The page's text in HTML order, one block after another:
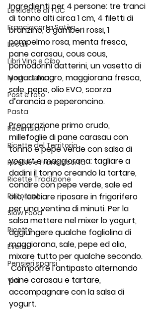
Le Ricette di TUC
Franciacorta Satèn
Locali
Libri Vino e Cibo
Mortadella
Post e foto
Pasta
Recensioni
Ricette del Territorio
Ricette e Franciacorta
Ricette Tradizione
Ristoranti
Slow Food
Ricette
Eventi
Pensieri sparsi
Vini
Ingredienti per 4 persone: tre tranci
di tonno alti circa 1 cm, 4 filetti di
branzino, 8 gamberi rossi, 1
pompelmo rosa, menta fresca,
pane carasau, cous cous,
pomodorini datterini, un vasetto di
yogurt magro, maggiorana fresca,
sale, pepe, olio EVO, scorza
d’arancia e peperoncino.
Preparazione primo crudo,
millefoglie di pane carasau con
tonno e pepe verde con salsa di
yogurt e maggiorana: tagliare a
dadini il tonno creando la tartare,
condire con pepe verde, sale ed
olio, lasciare riposare in frigorifero
per una ventina di minuti. Per la
salsa mettere nel mixer lo yogurt,
aggiungere qualche fogliolina di
maggiorana, sale, pepe ed olio,
mixare tutto per qualche secondo.
Comporre l’antipasto alternando
pane carasau e tartare,
accompagnare con la salsa di
yogurt.